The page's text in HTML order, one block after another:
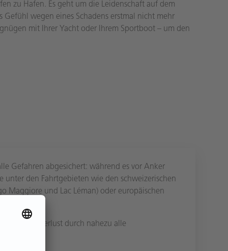
zu Hafen. Es geht um die Leidenschaft auf dem
wegen eines Schadens erstmal nicht mehr
mit Ihrer Yacht oder Ihrem Sportboot – um den
Gefahren abgesichert: während es vor Anker
den Fahrtgebieten wie den schweizerischen
Maggiore und Lac Léman) oder europäischen
oder Verlust durch nahezu alle